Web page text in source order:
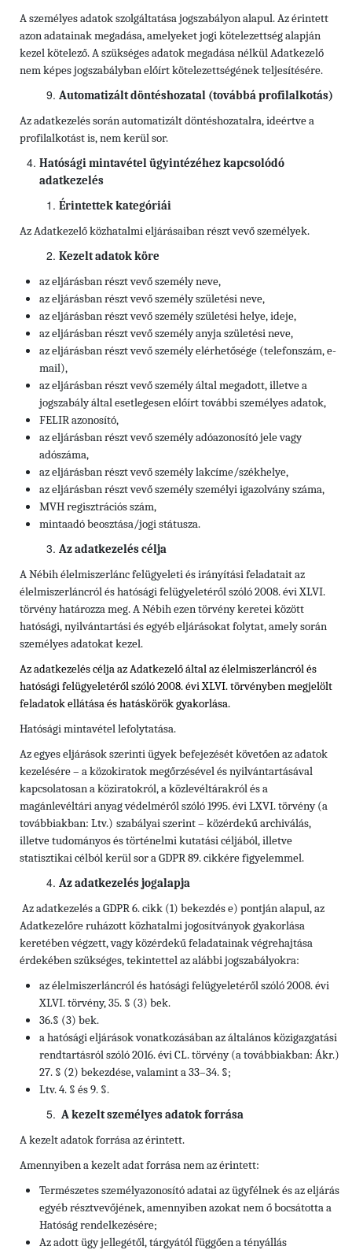
A személyes adatok szolgáltatása jogszabályon alapul. Az érintett
azon adatainak megadása, amelyeket jogi kötelezettség alapján
kezel kötelező. A szükséges adatok megadása nélkül Adatkezelő
nem képes jogszabályban előírt kötelezettségének teljesítésére.
Automatizált döntéshozatal (továbbá profilalkotás)
Az adatkezelés során automatizált döntéshozatalra, ideértve a
profilalkotást is, nem kerül sor.
Hatósági mintavétel ügyintézéhez kapcsolódó
adatkezelés
Érintettek kategóriái
Az Adatkezelő közhatalmi eljárásaiban részt vevő személyek.
Kezelt adatok köre
az eljárásban részt vevő személy neve,
az eljárásban részt vevő személy születési neve,
az eljárásban részt vevő személy születési helye, ideje,
az eljárásban részt vevő személy anyja születési neve,
az eljárásban részt vevő személy elérhetősége (telefonszám, e-
mail),
az eljárásban részt vevő személy által megadott, illetve a
jogszabály által esetlegesen előírt további személyes adatok,
FELIR azonosító,
az eljárásban részt vevő személyadóazonosító jele vagy
adószáma,
az eljárásban részt vevő személylakcíme/székhelye,
az eljárásban részt vevő személyszemélyi igazolvány száma,
MVH regisztrációs szám,
mintaadó beosztása/jogi státusza.
Az adatkezelés célja
A Nébih élelmiszerlánc felügyeleti és irányítási feladatait az
élelmiszerláncról és hatósági felügyeletéről szóló 2008. évi XLVI.
törvény határozza meg. A Nébih ezen törvény keretei között
hatósági, nyilvántartási és egyéb eljárásokat folytat, amely során
személyes adatokat kezel.
Az adatkezelés célja az Adatkezelő által az élelmiszerláncról és
hatósági felügyeletéről szóló 2008. évi XLVI. törvényben megjelölt
feladatok ellátása és hatáskörök gyakorlása.
Hatósági mintavétel lefolytatása.
Az egyes eljárások szerinti ügyek befejezését követően az adatok
kezelésére – a közokiratok megőrzésével és nyilvántartásával
kapcsolatosan a köziratokról, a közlevéltárakról és a
magánlevéltári anyag védelméről szóló 1995. évi LXVI. törvény (a
továbbiakban: Ltv.) szabályai szerint – közérdekű archiválás,
illetve tudományos és történelmi kutatási céljából, illetve
statisztikai célból kerül sor a GDPR 89. cikkére figyelemmel.
Az adatkezelés jogalapja
Az adatkezelés a GDPR 6. cikk (1) bekezdés e) pontján alapul, az
Adatkezelőre ruházott közhatalmi jogosítványok gyakorlása
keretében végzett, vagy közérdekű feladatainak végrehajtása
érdekében szükséges, tekintettel az alábbi jogszabályokra:
az élelmiszerláncról és hatósági felügyeletéről szóló 2008. évi
XLVI. törvény, 35. § (3) bek.
36.§ (3) bek.
a hatósági eljárások vonatkozásában az általános közigazgatási
rendtartásról szóló 2016. évi CL. törvény (a továbbiakban: Ákr.)
27. § (2) bekezdése, valamint a 33–34. §;
Ltv. 4. § és 9. §.
A kezelt személyes adatok forrása
A kezelt adatok forrása az érintett.
Amennyiben a kezelt adat forrása nem az érintett:
Természetes személyazonosító adatai az ügyfélnek és az eljárás
egyéb résztvevőjének, amennyiben azokat nem ő bocsátotta a
Hatóság rendelkezésére;
Az adott ügy jellegétől, tárgyától függően a tényállás